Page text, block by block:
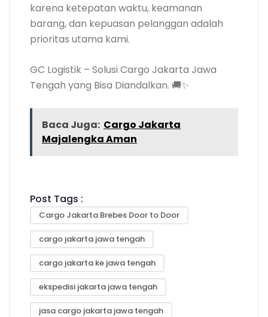
karena ketepatan waktu, keamanan
barang, dan kepuasan pelanggan adalah
prioritas utama kami.
GC Logistik – Solusi Cargo Jakarta Jawa
Tengah yang Bisa Diandalkan. 🚚✨
Baca Juga: Cargo Jakarta
Majalengka Aman
Post Tags :
Cargo Jakarta Brebes Door to Door
cargo jakarta jawa tengah
cargo jakarta ke jawa tengah
ekspedisi jakarta jawa tengah
jasa cargo jakarta jawa tengah